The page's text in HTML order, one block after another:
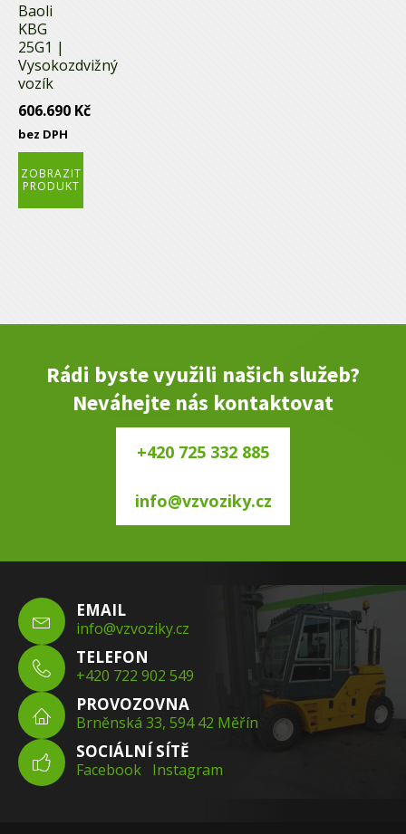
Baoli
KBG
25G1 |
Vysokozdvižný
vozík
606.690 Kč
bez DPH
ZOBRAZIT
PRODUKT
Rádi byste využili našich služeb?
Neváhejte nás kontaktovat
+420 725 332 885
info@vzvoziky.cz
EMAIL
info@vzvoziky.cz
TELEFON
+420 722 902 549
PROVOZOVNA
Brněnská 33, 594 42 Měřín
SOCIÁLNÍ SÍTĚ
Facebook Instagram